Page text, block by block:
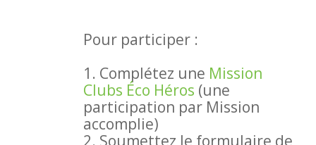
Pour participer :
1. Complétez une Mission
Clubs Éco Héros (une
participation par Mission
accomplie)
2. Soumettez le formulaire de